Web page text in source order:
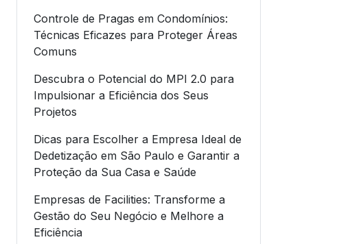
Controle de Pragas em Condomínios:
Técnicas Eficazes para Proteger Áreas
Comuns
Descubra o Potencial do MPI 2.0 para
Impulsionar a Eficiência dos Seus
Projetos
Dicas para Escolher a Empresa Ideal de
Dedetização em São Paulo e Garantir a
Proteção da Sua Casa e Saúde
Empresas de Facilities: Transforme a
Gestão do Seu Negócio e Melhore a
Eficiência